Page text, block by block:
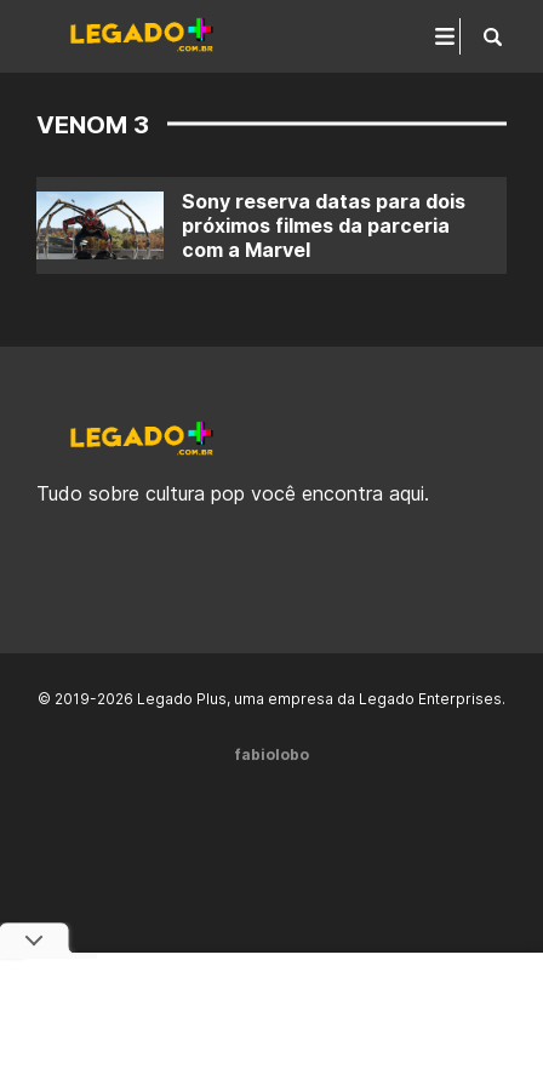
VENOM 3
Sony reserva datas para dois
próximos filmes da parceria
com a Marvel
Tudo sobre cultura pop você encontra aqui.
© 2019-2026 Legado Plus, uma empresa da Legado Enterprises.
fabiolobo